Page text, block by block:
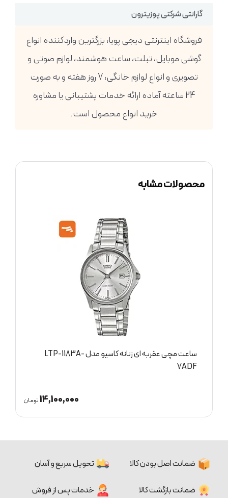
گارانتی شرکتی پوزیترون
فروشگاه اینترنتی دیجی پویا، بزرگترین واردکننده انواع
گوشی موبایل، تبلت، ساعت هوشمند، لوازم صوتی و
تصویری و انواع لوازم خانگی، 7 روز هفته و به صورت
24 ساعته آماده ارائه خدمات پشتیبانی یا مشاوره
خرید انواع محصول است.
محصولات مشابه
ساعت مچی عقربه ای زنانه کاسیو مدل LTP-1183A-
7ADF
14,100,000تومان
ضمانت اصل بودن کالا تحویل سریع و آسان
ضمانت بازگشت کالا خدمات پس از فروش